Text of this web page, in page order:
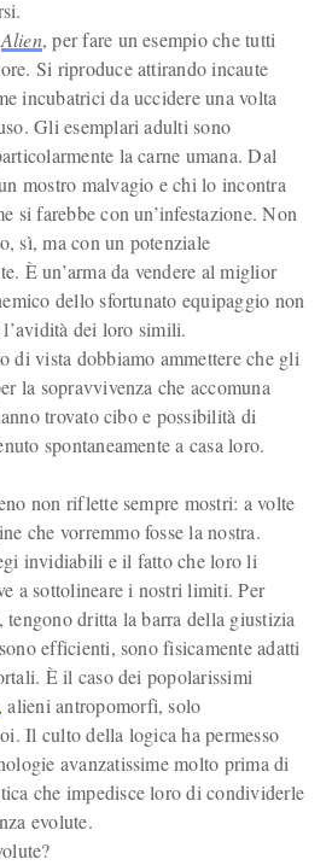
Alien, per fare un esempio che tutti
Si riproduce attirando incaute
incubatrici da uccidere una volta
Gli esemplari adulti sono
la carne umana. Dal
mostro malvagio e chi lo incontra
si farebbe con un’infestazione. Non
sì, ma con un potenziale
È un’arma da vendere al miglior
dello sfortunato equipaggio non
dei loro simili.
di vista dobbiamo ammettere che gli
la sopravvivenza che accomuna
trovato cibo e possibilità di
spontaneamente a casa loro.
non riflette sempre mostri: a volte
che vorremmo fosse la nostra.
invidiabili e il fatto che loro li
a sottolineare i nostri limiti. Per
tengono dritta la barra della giustizia
efficienti, sono fisicamente adatti
È il caso dei popolarissimi
alieni antropomorfi, solo
Il culto della logica ha permesso
avanzatissime molto prima di
che impedisce loro di condividerle
evolute.